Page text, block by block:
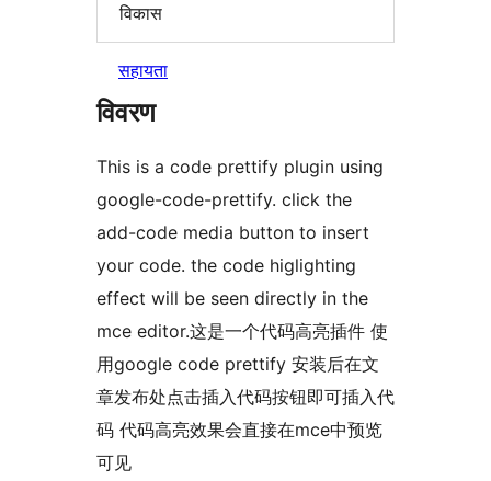
विकास
सहायता
विवरण
This is a code prettify plugin using
google-code-prettify. click the
add-code media button to insert
your code. the code higlighting
effect will be seen directly in the
mce editor.这是一个代码高亮插件 使
用google code prettify 安装后在文
章发布处点击插入代码按钮即可插入代
码 代码高亮效果会直接在mce中预览
可见